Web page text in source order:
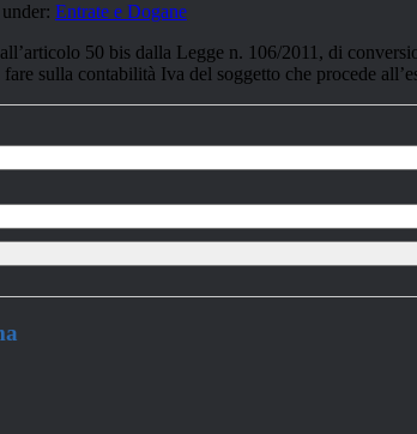
Entrate e Dogane
50 bis dalla Legge n. 106/2011, di
fare sulla contabilità Iva del soggetto che procede